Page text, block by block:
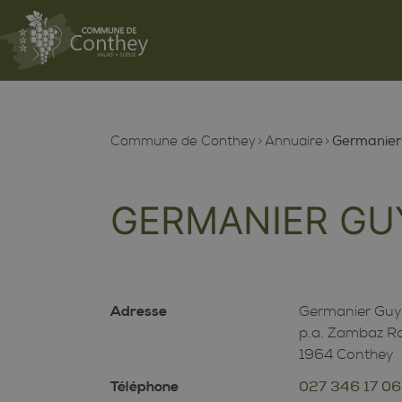
Commune de Conthey Annuaire
GERMANIER
Adresse
Germanier Guy
p.a. Zambaz
1964 Conthey
Téléphone
027 346 17 06